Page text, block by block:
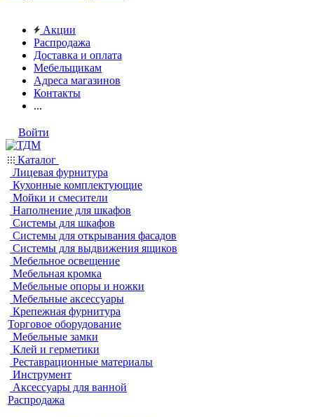
Акции
Распродажа
Доставка и оплата
Мебельщикам
Адреса магазинов
Контакты
...
Войти
Каталог
Лицевая фурнитура
Кухонные комплектующие
Мойки и смесители
Наполнение для шкафов
Системы для шкафов
Системы для открывания фасадов
Системы для выдвижения ящиков
Мебельное освещение
Мебельная кромка
Мебельные опоры и ножки
Мебельные аксессуары
Крепежная фурнитура
Торговое оборудование
Мебельные замки
Клей и герметики
Реставрационные материалы
Инструмент
Аксессуары для ванной
Распродажа